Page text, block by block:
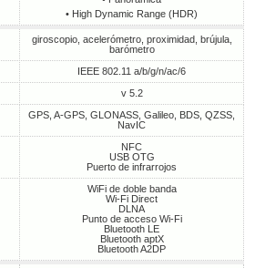
• High Dynamic Range (HDR)
giroscopio, acelerómetro, proximidad, brújula,
barómetro
IEEE 802.11 a/b/g/n/ac/6
v 5.2
GPS, A-GPS, GLONASS, Galileo, BDS, QZSS,
NavIC
NFC
USB OTG
Puerto de infrarrojos
WiFi de doble banda
Wi-Fi Direct
DLNA
Punto de acceso Wi-Fi
Bluetooth LE
Bluetooth aptX
Bluetooth A2DP